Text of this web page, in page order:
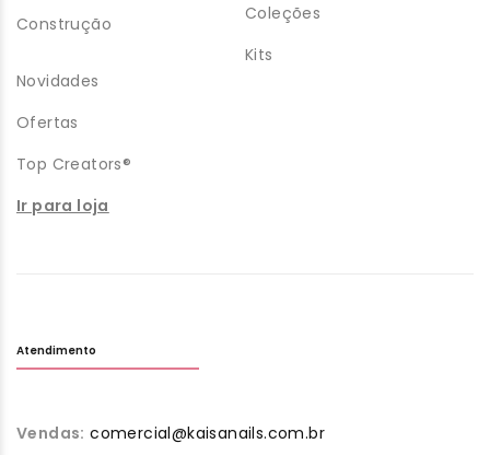
Construção
Coleções
Kits
Novidades
Ofertas
Top Creators®
Ir para loja
Atendimento
Vendas: comercial@kaisanails.com.br